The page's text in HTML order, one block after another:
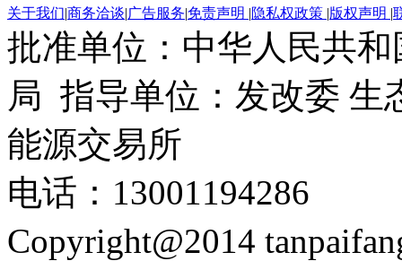
关于我们|商务洽谈|广告服务|免责声明 |隐私权政策 |版权声明 |
批准单位：中华人民共
局 指导单位：发改委 生
能源交易所
电话：13001194286
Copyright@2014